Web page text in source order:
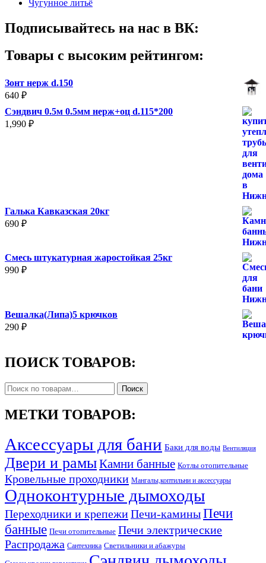
Чугунное литьё
Подписывайтесь на нас в ВК:
Товары с высоким рейтингом:
Зонт нерж d.150
640 ₽
Сэндвич 0.5м 0.5мм нерж+оц d.115*200
1,990 ₽
Галька Кавказская 20кг
690 ₽
Смесь штукатурная жаростойкая 25кг
990 ₽
Вешалка(Липа)5 крючков
290 ₽
ПОИСК ТОВАРОВ:
Искать: Поиск
МЕТКИ ТОВАРОВ:
Аксессуары для бани Баки для воды Вентиляция
Двери и рамыКамни банные Котлы отопительные
Кровельные проходники Мангалы,коптильни и аксессуары
Одноконтурные дымоходы
Переходники и крепежиПечи-каминыПечи
банные Печи отопительные Печи электрические
Распродажа Сантехника Светильники и абажуры